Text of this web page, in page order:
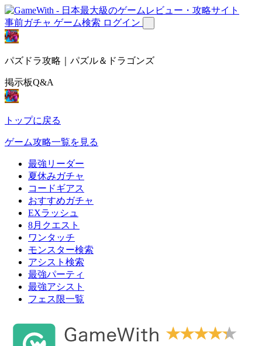
事前ガチャ ゲーム検索 ログイン
パズドラ攻略｜パズル＆ドラゴンズ
掲示板Q&A
トップに戻る
ゲーム攻略一覧を見る
最強リーダー
夏休みガチャ
コードギアス
おすすめガチャ
EXラッシュ
8月クエスト
ワンタッチ
モンスター検索
アシスト検索
最強パーティ
最強アシスト
フェス限一覧